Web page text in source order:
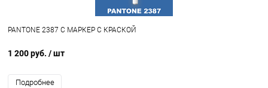
PANTONE 2387 C МАРКЕР С КРАСКОЙ
1 200 руб. / шт
Подробнее